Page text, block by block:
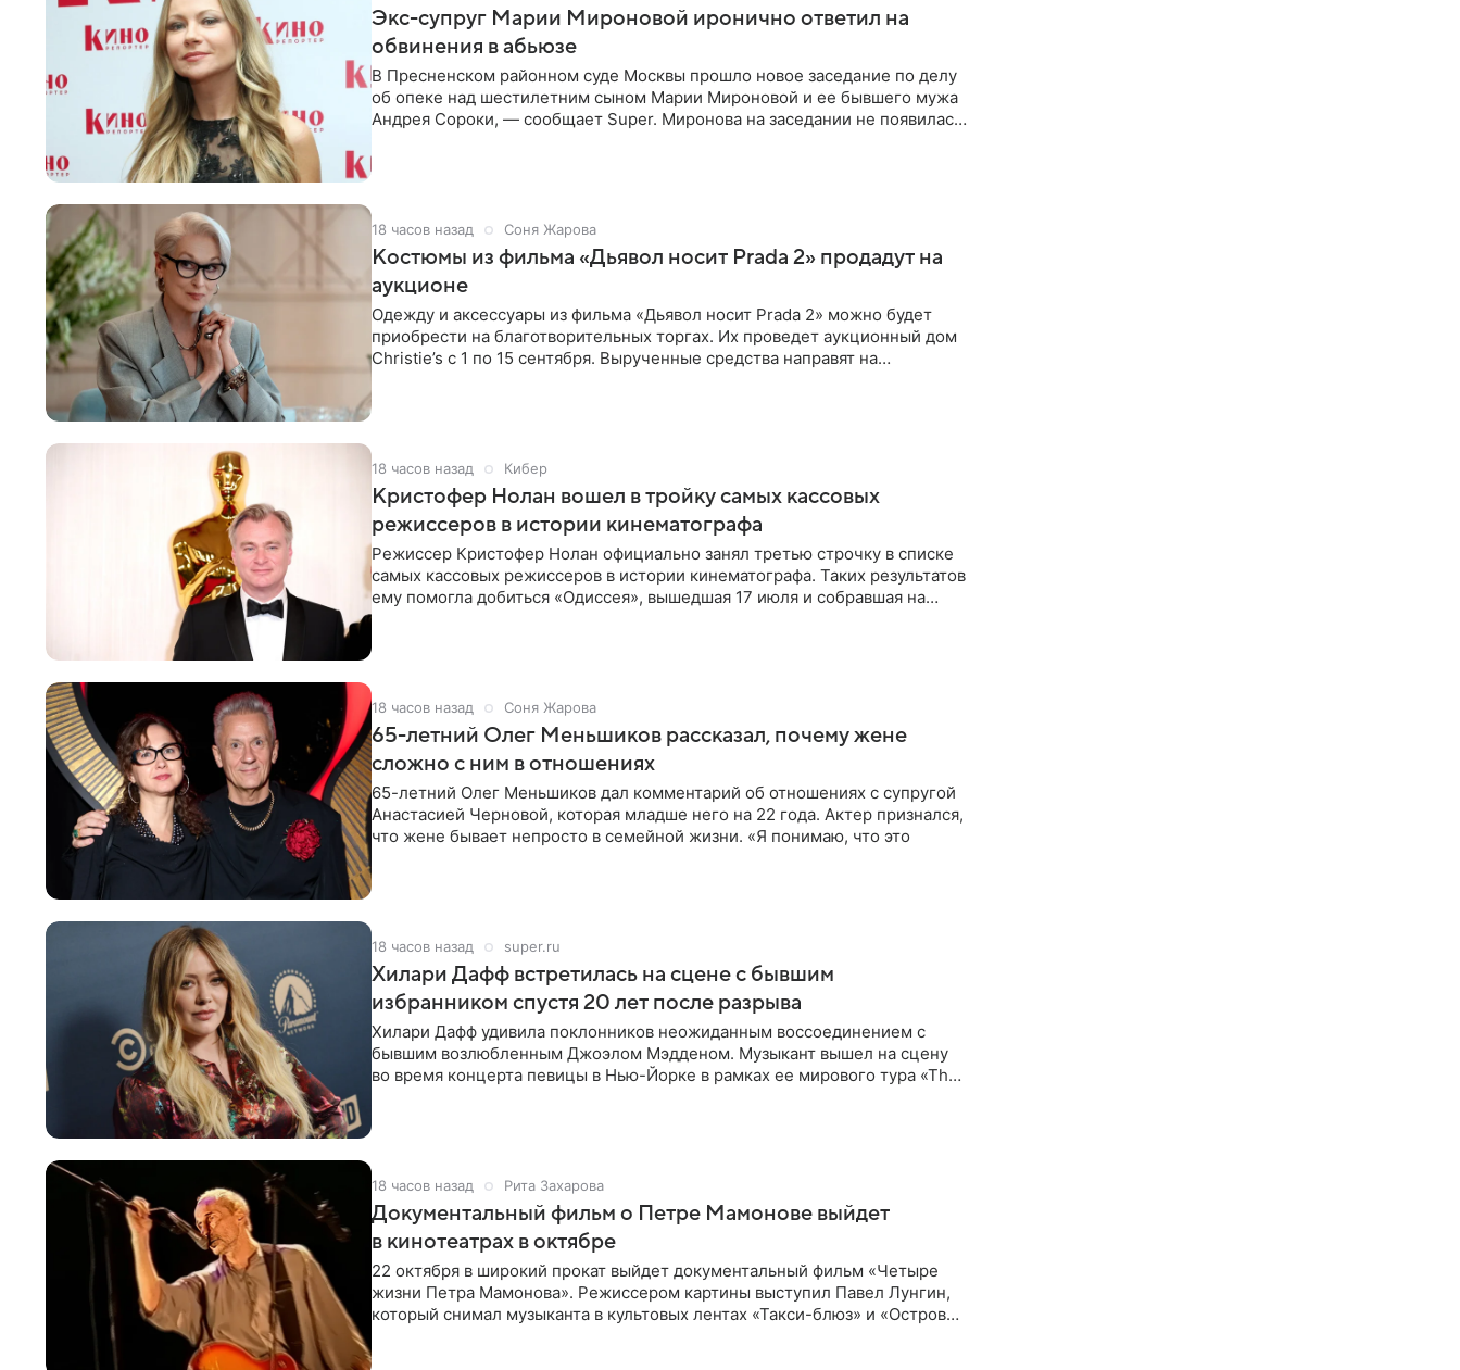
Экс-супруг Марии Мироновой иронично ответил на
обвинения в абьюзе
В Пресненском районном суде Москвы прошло новое заседание по делу
об опеке над шестилетним сыном Марии Мироновой и ее бывшего мужа
Андрея Сороки, — сообщает Super. Миронова на заседании не появилась.
18 часов назад Соня Жарова
Костюмы из фильма «Дьявол носит Prada 2» продадут на
аукционе
Одежду и аксессуары из фильма «Дьявол носит Prada 2» можно будет
приобрести на благотворительных торгах. Их проведет аукционный дом
Christie’s с 1 по 15 сентября. Вырученные средства направят на
18 часов назад Кибер
Кристофер Нолан вошел в тройку самых кассовых
режиссеров в истории кинематографа
Режиссер Кристофер Нолан официально занял третью строчку в списке
самых кассовых режиссеров в истории кинематографа. Таких результатов
ему помогла добиться «Одиссея», вышедшая 17 июля и собравшая на
18 часов назад Соня Жарова
65-летний Олег Меньшиков рассказал, почему жене
сложно с ним в отношениях
65-летний Олег Меньшиков дал комментарий об отношениях с супругой
Анастасией Черновой, которая младше него на 22 года. Актер признался,
что жене бывает непросто в семейной жизни. «Я понимаю, что это
18 часов назад super.ru
Хилари Дафф встретилась на сцене с бывшим
избранником спустя 20 лет после разрыва
Хилари Дафф удивила поклонников неожиданным воссоединением с
бывшим возлюбленным Джоэлом Мэдденом. Музыкант вышел на сцену
во время концерта певицы в Нью-Йорке в рамках ее мирового тура «The
18 часов назад Рита Захарова
Документальный фильм о Петре Мамонове выйдет
в кинотеатрах в октябре
22 октября в широкий прокат выйдет документальный фильм «Четыре
жизни Петра Мамонова». Режиссером картины выступил Павел Лунгин,
который снимал музыканта в культовых лентах «Такси-блюз» и «Остров».